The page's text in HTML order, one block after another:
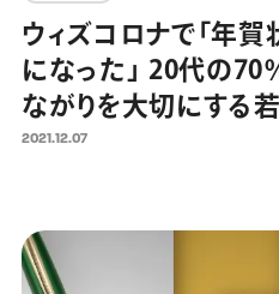
ウィズコロナで「年
になった」 20代の70
ながりを大切にする
年賀状におすすめの
2021.12.07